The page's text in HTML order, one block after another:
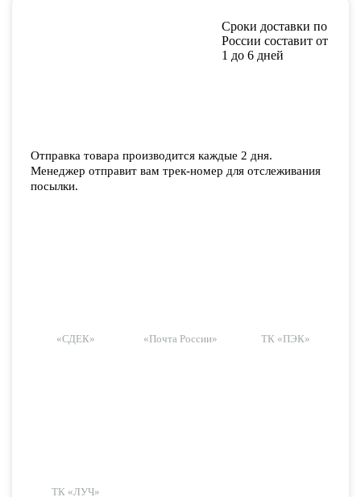
Сроки доставки по
России составит от
1 до 6 дней
Отправка товара производится каждые 2 дня.
Менеджер отправит вам трек-номер для отслеживания
посылки.
«СДЕК» «Почта России» ТК «ПЭК»
ТК «ЛУЧ»